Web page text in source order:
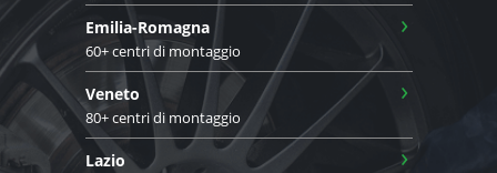
Emilia-Romagna
60+ centri di montaggio
›
Veneto
80+ centri di montaggio
›
Lazio ›